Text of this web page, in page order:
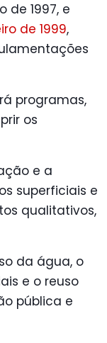
de 1997, e
de 1999,
programas,
os
e a
superficiais e
qualitativos,
da água, o
e o reuso
pública e